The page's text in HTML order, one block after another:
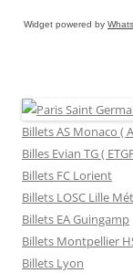
Widget powered by
Billets AS Monaco (
Billes Evian TG (
Billets FC Lorient
Billets LOSC Lille
Billets EA Guingamp
Billets Montpellier
Billets Lyon